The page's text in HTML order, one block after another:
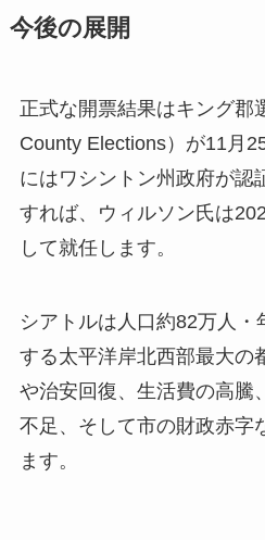
今後の展開
正式な開票結果はキング郡
County Elections）が11月
にはワシントン州政府が認
すれば、ウィルソン氏は
して就任します。
シアトルは人口約82万人
する太平洋岸北西部最大の
や治安回復、生活費の高騰
不足、そして市の財政赤字
ます。